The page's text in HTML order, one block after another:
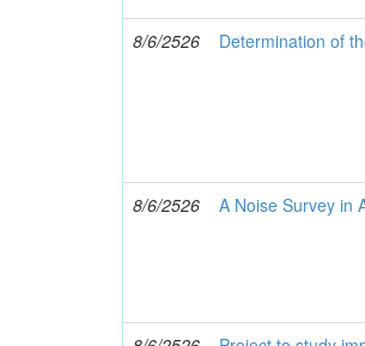
8/6/2526
Determination of
8/6/2526
A Noise Survey in